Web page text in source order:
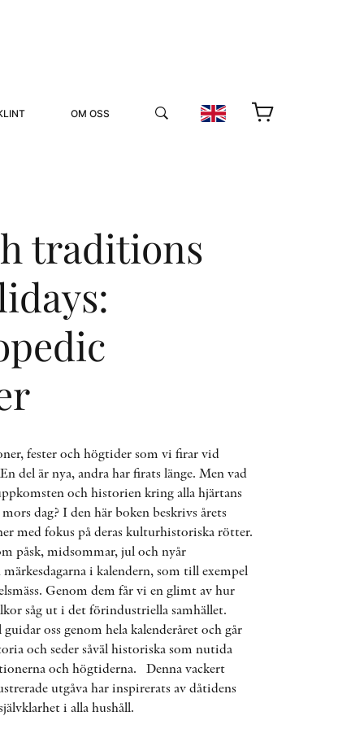
OM OSS
PRESSKONTAKT
PEER REVIEW-PROCESSEN
traditions
fester och högtider som vi firar vid
del är nya, andra har firats länge. Men vad
och historien kring alla hjärtans
dag? I den här boken beskrivs årets
med fokus på deras kulturhistoriska rötter.
påsk, midsommar, jul och nyår
i kalendern, som till exempel
Genom dem får vi en glimt av hur
såg ut i det förindustriella samhället.
oss genom hela kalenderåret och går
och seder såväl historiska som nutida
och högtiderna. Denna vackert
utgåva har inspirerats av dåtidens
i alla hushåll.